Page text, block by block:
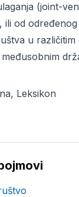
(joint-
ili od
u različitim
Leksikon